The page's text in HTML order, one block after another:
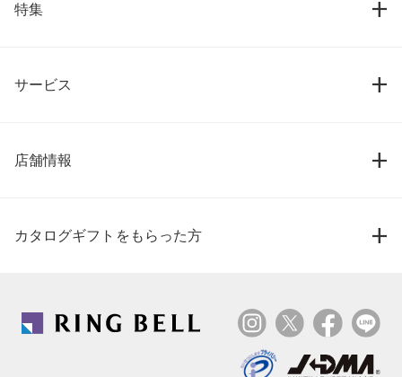
特集
サービス
店舗情報
カタログギフトをもらった方